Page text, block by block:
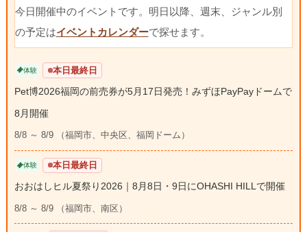
今日開催中のイベントです。明日以降、週末、ジャンル別
の予定はイベントカレンダーで探せます。
体験 本日最終日
Pet博2026福岡の前売券が5月17日発売！みずほPayPayドームで
8月開催
8/8 ～ 8/9 （福岡市、中央区、福岡ドーム）
体験 本日最終日
おおはしヒル夏祭り2026｜8月8日・9日にOHASHI HILLで開催
8/8 ～ 8/9 （福岡市、南区）